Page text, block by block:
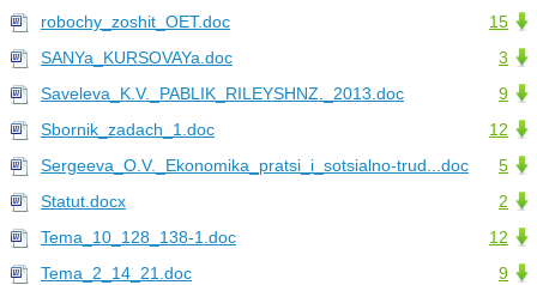
15
robochy_zoshit_OET.doc
3
SANYa_KURSOVAYa.doc
9
Saveleva_K.V._PABLIK_RILEYSHNZ._2013.doc
12
Sbornik_zadach_1.doc
5
Sergeeva_O.V._Ekonomika_pratsi_i_sotsialno-trud...doc
2
Statut.docx
12
Tema_10_128_138-1.doc
9
Tema_2_14_21.doc